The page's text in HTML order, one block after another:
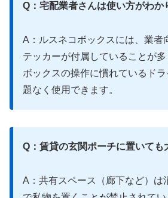
Q：宅配業者さんは使い方がわか
A：ルスネコボックスには、業者
テッカーが付属していることが
ボックスの操作に慣れているド
題なく使用できます。
Q：賃貸の玄関ポーチに置いても
A：共有スペース（廊下など）は